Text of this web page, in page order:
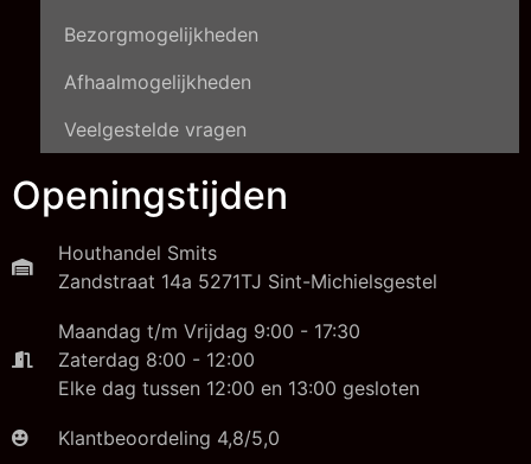
Bezorgmogelijkheden
Afhaalmogelijkheden
Veelgestelde vragen
Openingstijden
Houthandel Smits
Zandstraat 14a 5271TJ Sint-Michielsgestel
Maandag t/m Vrijdag 9:00 - 17:30
Zaterdag 8:00 - 12:00
Elke dag tussen 12:00 en 13:00 gesloten
Klantbeoordeling 4,8/5,0